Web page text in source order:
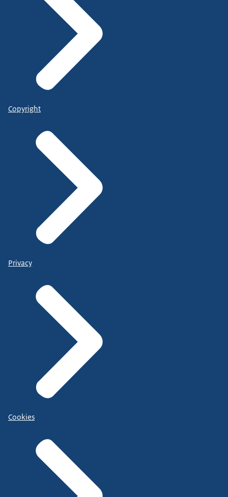
Copyright
Privacy
Cookies